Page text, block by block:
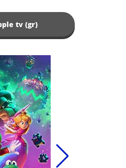
tv (gr)